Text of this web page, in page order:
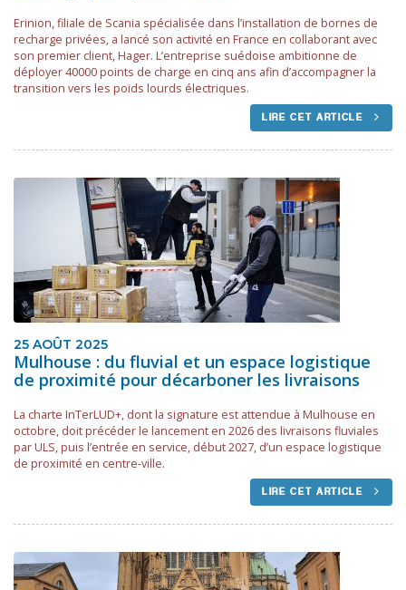
Erinion, filiale de Scania spécialisée dans l’installation de bornes de
recharge privées, a lancé son activité en France en collaborant avec
son premier client, Hager. L’entreprise suédoise ambitionne de
déployer 40000 points de charge en cinq ans afin d’accompagner la
transition vers les poids lourds électriques.
LIRE CET ARTICLE
25 AOÛT 2025
Mulhouse : du fluvial et un espace logistique
de proximité pour décarboner les livraisons
La charte InTerLUD+, dont la signature est attendue à Mulhouse en
octobre, doit précéder le lancement en 2026 des livraisons fluviales
par ULS, puis l’entrée en service, début 2027, d’un espace logistique
de proximité en centre-ville.
LIRE CET ARTICLE